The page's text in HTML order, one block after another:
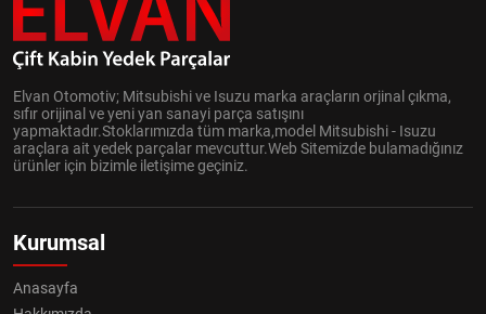
Elvan Otomotiv; Mitsubishi ve Isuzu marka araçların orjinal çıkma,
sıfır orijinal ve yeni yan sanayi parça satışını
yapmaktadır.Stoklarımızda tüm marka,model Mitsubishi - Isuzu
araçlara ait yedek parçalar mevcuttur.Web Sitemizde bulamadığınız
ürünler için bizimle iletişime geçiniz.
Kurumsal
Anasayfa